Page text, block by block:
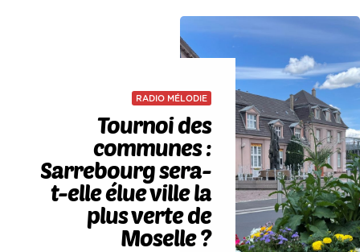
RADIO MÉLODIE
Tournoi des
communes :
Sarrebourg sera-
t-elle élue ville la
plus verte de
Moselle ?